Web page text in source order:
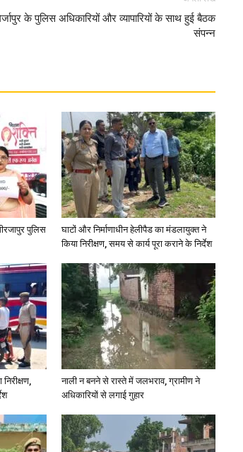
के पुलिस अधिकारियों और व्यापारियों के साथ हुई बैठक
संपन्न
पुलिस
घाटों और निर्माणाधीन हेलीपैड का मंडलायुक्त ने
किया निरीक्षण, समय से कार्य पूरा कराने के निर्देश
नाली न बनने से रास्ते में जलभराव, ग्रामीण ने
अधिकारियों से लगाई गुहार